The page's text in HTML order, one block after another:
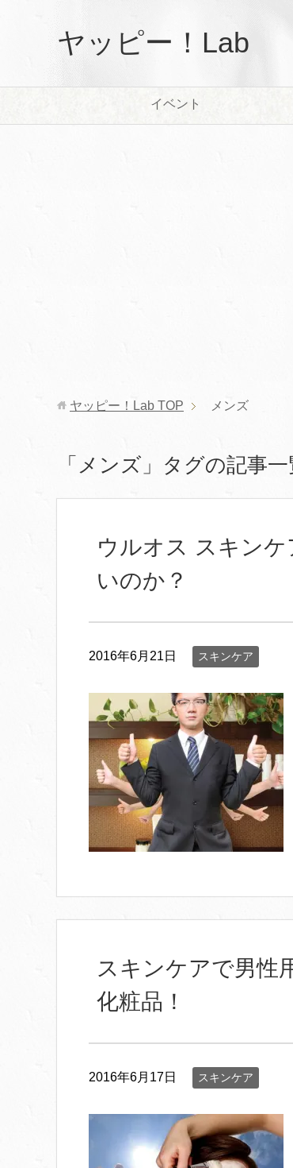
ヤッピー！Lab
イベント
ヤッピー！Lab TOP メンズ
「メンズ」タグの記事一
ウルオス スキン
いのか？
2016年6月21日 スキンケア
スキンケアで男性
化粧品！
2016年6月17日 スキンケア